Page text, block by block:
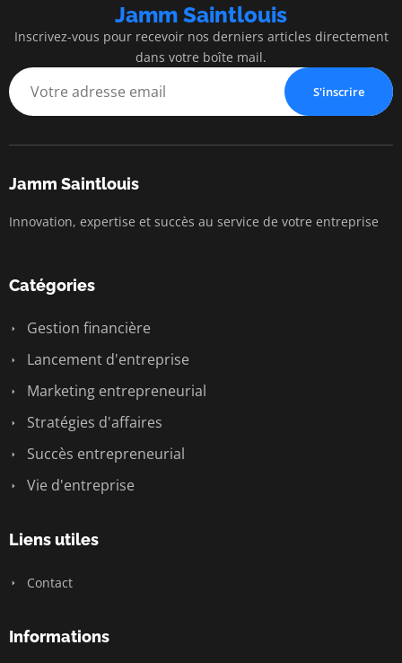
Jamm Saintlouis
Inscrivez-vous pour recevoir nos derniers articles directement
dans votre boîte mail.
S'inscrire
Jamm Saintlouis
Innovation, expertise et succès au service de votre entreprise
Catégories
Gestion financière
Lancement d'entreprise
Marketing entrepreneurial
Stratégies d'affaires
Succès entrepreneurial
Vie d'entreprise
Liens utiles
Contact
Informations